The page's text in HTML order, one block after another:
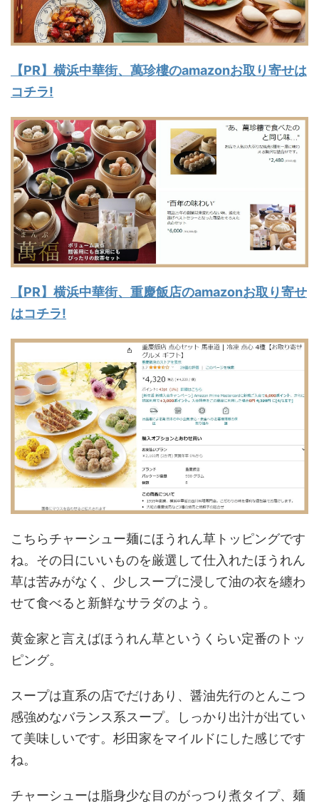
【PR】横浜中華街、萬珍樓のamazonお取り寄せは
コチラ!
【PR】横浜中華街、重慶飯店のamazonお取り寄せ
はコチラ!
こちらチャーシュー麺にほうれん草トッピングです
ね。その日にいいものを厳選して仕入れたほうれん
草は苦みがなく、少しスープに浸して油の衣を纏わ
せて食べると新鮮なサラダのよう。
黄金家と言えばほうれん草というくらい定番のトッ
ピング。
スープは直系の店でだけあり、醤油先行のとんこつ
感強めなバランス系スープ。しっかり出汁が出てい
て美味しいです。杉田家をマイルドにした感じです
ね。
チャーシューは脂身少な目のがっつり煮タイプ、麺